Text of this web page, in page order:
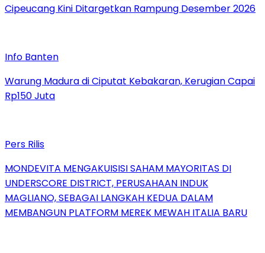
Cipeucang Kini Ditargetkan Rampung Desember 2026
Info Banten
Warung Madura di Ciputat Kebakaran, Kerugian Capai
Rp150 Juta
Pers Rilis
MONDEVITA MENGAKUISISI SAHAM MAYORITAS DI
UNDERSCORE DISTRICT, PERUSAHAAN INDUK
MAGLIANO, SEBAGAI LANGKAH KEDUA DALAM
MEMBANGUN PLATFORM MEREK MEWAH ITALIA BARU